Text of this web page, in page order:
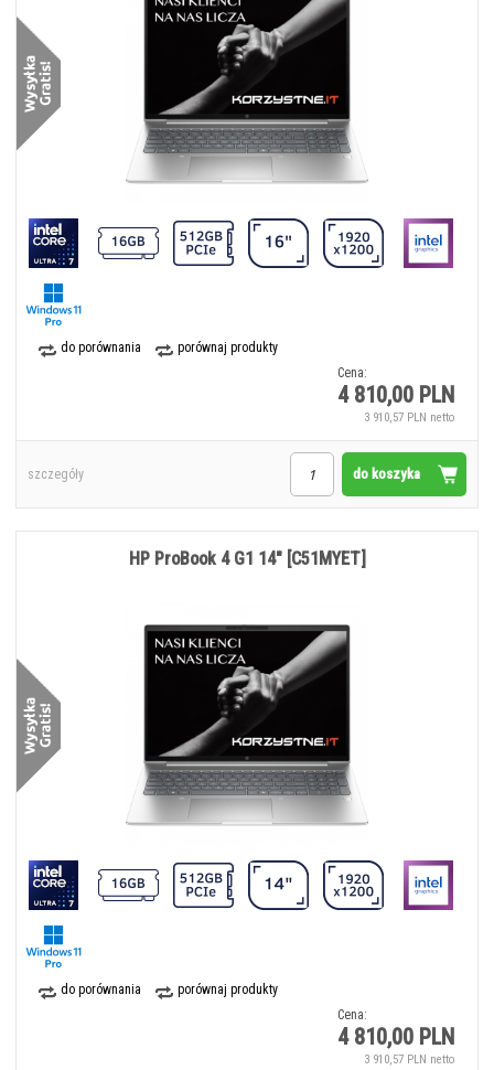
do porównania
porównaj produkty
Cena:
4 810,00 PLN
3 910,57 PLN netto
do koszyka
szczegóły
do porównania
porównaj produkty
Cena:
4 810,00 PLN
3 910,57 PLN netto
HP ProBook 4 G1 14" [C51MYET]